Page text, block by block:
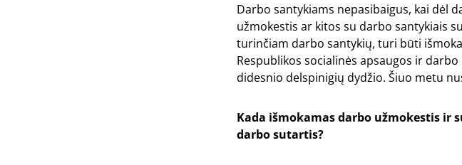
Darbo santykiams nepasibaigus, kai dėl
užmokestis ar kitos su darbo santykiais
turinčiam darbo santykių, turi būti
Respublikos socialinės apsaugos ir
didesnio delspinigių dydžio. Šiuo metu
Kada išmokamas darbo užmokestis ir
darbo sutartis?